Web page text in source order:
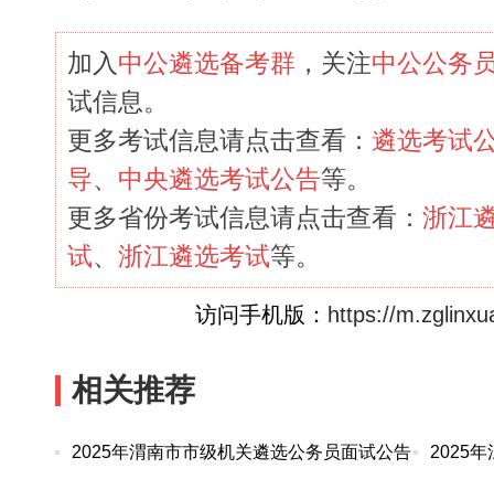
加入 中公遴选备考群 ，关注中公公务
试信息。
更多考试信息请点击查看： 遴选考试
导、 中央遴选考试公告等。
更多省份考试信息请点击查看： 浙江
试、 浙江遴选考试等。
访问手机版： https://
相关推荐
2025年渭南市市级机关遴选公务员面试公告